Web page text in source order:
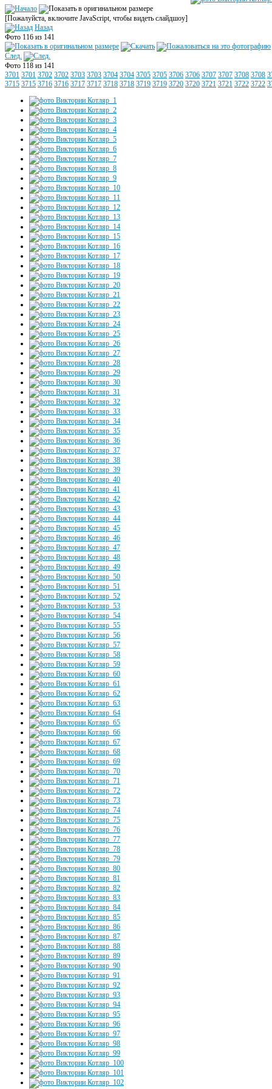
[Пожалуйста, включите JavaScript, чтобы видеть слайдшоу]
Назад
Фото 116 из 141
След.
Фото 118 из 141
3701 3701 3702 3702 3703 3703 3704 3704 3705 3705 3706 3706 3707 3707 3708 3708
3715 3715 3716 3716 3717 3717 3718 3718 3719 3719 3720 3720 3721 3721 3722 3722